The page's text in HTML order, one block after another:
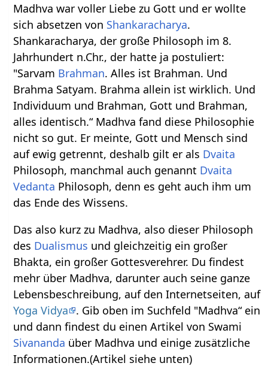
Madhva war voller Liebe zu Gott und er wollte
sich absetzen von Shankaracharya.
Shankaracharya, der große Philosoph im 8.
Jahrhundert n.Chr., der hatte ja postuliert:
"Sarvam Brahman. Alles ist Brahman. Und
Brahma Satyam. Brahma allein ist wirklich. Und
Individuum und Brahman, Gott und Brahman,
alles identisch.“ Madhva fand diese Philosophie
nicht so gut. Er meinte, Gott und Mensch sind
auf ewig getrennt, deshalb gilt er als Dvaita
Philosoph, manchmal auch genannt Dvaita
Vedanta Philosoph, denn es geht auch ihm um
das Ende des Wissens.
Das also kurz zu Madhva, also dieser Philosoph
des Dualismus und gleichzeitig ein großer
Bhakta, ein großer Gottesverehrer. Du findest
mehr über Madhva, darunter auch seine ganze
Lebensbeschreibung, auf den Internetseiten, auf
Yoga Vidya
. Gib oben im Suchfeld "Madhva“ ein
und dann findest du einen Artikel von Swami
Sivananda über Madhva und einige zusätzliche
Informationen.(Artikel siehe unten)